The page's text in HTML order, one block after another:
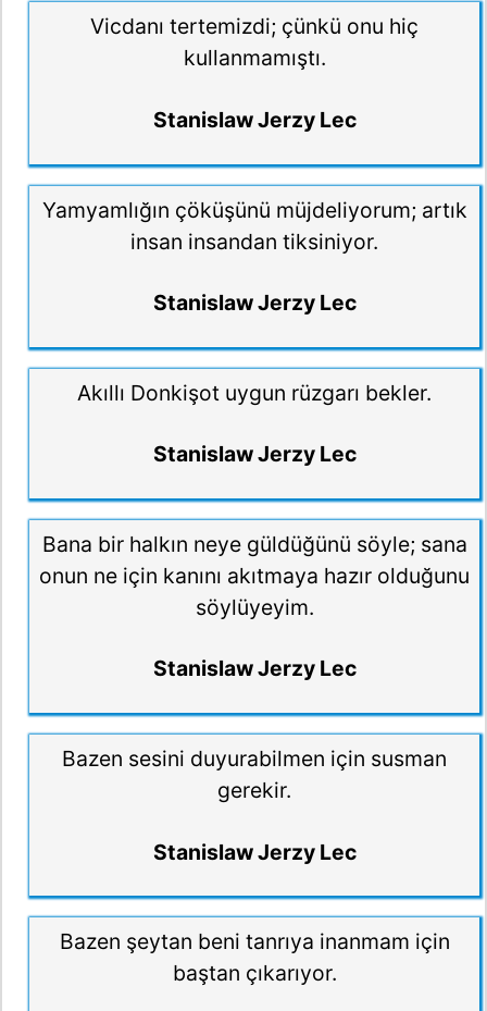
Vicdanı tertemizdi; çünkü onu hiç
kullanmamıştı.
Stanislaw Jerzy Lec
Yamyamlığın çöküşünü müjdeliyorum; artık
insan insandan tiksiniyor.
Stanislaw Jerzy Lec
Akıllı Donkişot uygun rüzgarı bekler.
Stanislaw Jerzy Lec
Bana bir halkın neye güldüğünü söyle; sana
onun ne için kanını akıtmaya hazır olduğunu
söylüyeyim.
Stanislaw Jerzy Lec
Bazen sesini duyurabilmen için susman
gerekir.
Stanislaw Jerzy Lec
Bazen şeytan beni tanrıya inanmam için
baştan çıkarıyor.